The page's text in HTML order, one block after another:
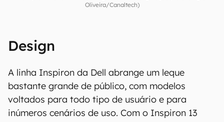
Oliveira/Canaltech)
Design
A linha Inspiron da Dell abrange um leque
bastante grande de público, com modelos
voltados para todo tipo de usuário e para
inúmeros cenários de uso. Com o Inspiron 13